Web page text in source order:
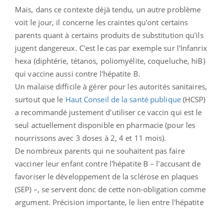
Mais, dans ce contexte déjà tendu, un autre problème
voit le jour, il concerne les craintes qu'ont certains
parents quant à certains produits de substitution qu'ils
jugent dangereux. C'est le cas par exemple sur l'Infanrix
hexa (diphtérie, tétanos, poliomyélite, coqueluche, hiB)
qui vaccine aussi contre l'hépatite B.
Un malaise difficile à gérer pour les autorités sanitaires,
surtout que le Haut Conseil de la santé publique(HCSP)
a recommandé justement d'utiliser ce vaccin qui est le
seul actuellement disponible en pharmacie (pour les
nourrissons avec 3 doses à 2, 4 et 11 mois).
De nombreux parents qui ne souhaitent pas faire
vacciner leur enfant contre l'hépatite B – l'accusant de
favoriser le développement de la sclérose en plaques
(SEP) –, se servent donc de cette non-obligation comme
argument. Précision importante, le lien entre l'hépatite